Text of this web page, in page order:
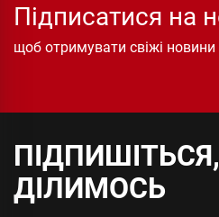
Підписатися на
щоб отримувати свіжі новини
ДІЛИМОСЬ